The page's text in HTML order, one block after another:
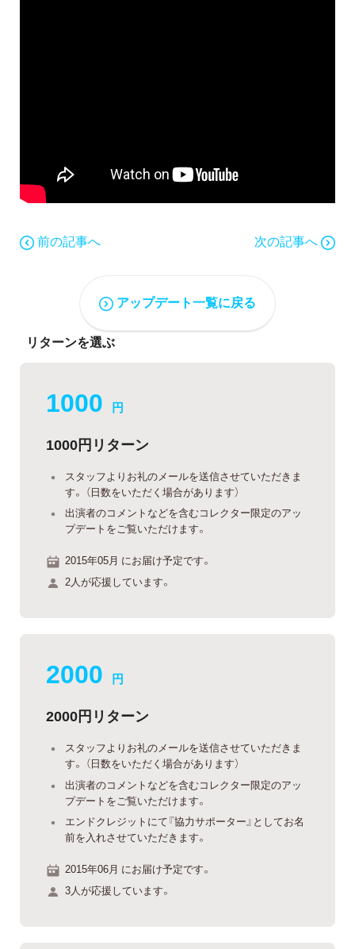
前の記事へ 次の記事へ
アップデート一覧に戻る
リターンを選ぶ
1000 円
1000円リターン
スタッフよりお礼のメールを送信させていただきま
す。 （日数をいただく場合があります）
出演者のコメントなどを含むコレクター限定のアッ
プデートをご覧いただけます。
2015年05月 にお届け予定です。
2人が応援しています。
2000 円
2000円リターン
スタッフよりお礼のメールを送信させていただきま
す。 （日数をいただく場合があります）
出演者のコメントなどを含むコレクター限定のアッ
プデートをご覧いただけます。
エンドクレジットにて『協力サポーター』としてお名
前を入れさせていただきます。
2015年06月 にお届け予定です。
3人が応援しています。